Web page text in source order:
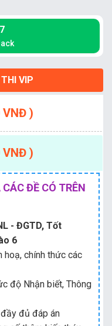
VIP
VNĐ )
VNĐ )
ĐỀ CÓ TRÊN
- ĐGTD, Tốt
6
hoạ, chính thức các
độ Nhận biết, Thông
đủ đáp án